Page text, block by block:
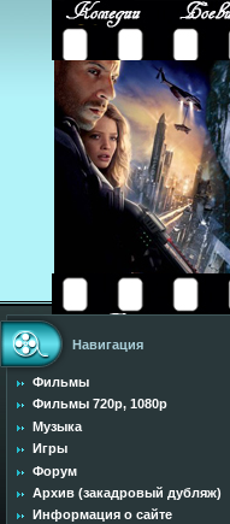
Навигация
Фильмы
Фильмы 720p, 1080p
Музыка
Игры
Форум
Архив (закадровый дубляж)
Информация о сайте